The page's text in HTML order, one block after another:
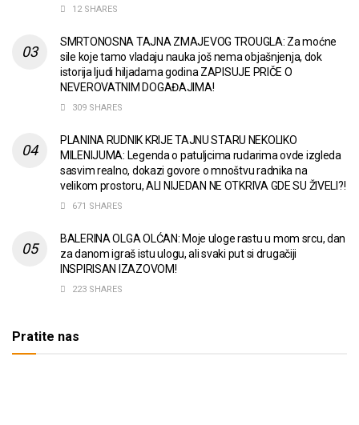
12 SHARES
SMRTONOSNA TAJNA ZMAJEVOG TROUGLA: Za moćne
sile koje tamo vladaju nauka još nema objašnjenja, dok
istorija ljudi hiljadama godina ZAPISUJE PRIČE O
NEVEROVATNIM DOGAĐAJIMA!
309 SHARES
PLANINA RUDNIK KRIJE TAJNU STARU NEKOLIKO
MILENIJUMA: Legenda o patuljcima rudarima ovde izgleda
sasvim realno, dokazi govore o mnoštvu radnika na
velikom prostoru, ALI NIJEDAN NE OTKRIVA GDE SU ŽIVELI?!
671 SHARES
BALERINA OLGA OLĆAN: Moje uloge rastu u mom srcu, dan
za danom igraš istu ulogu, ali svaki put si drugačiji
INSPIRISAN IZAZOVOM!
223 SHARES
Pratite nas